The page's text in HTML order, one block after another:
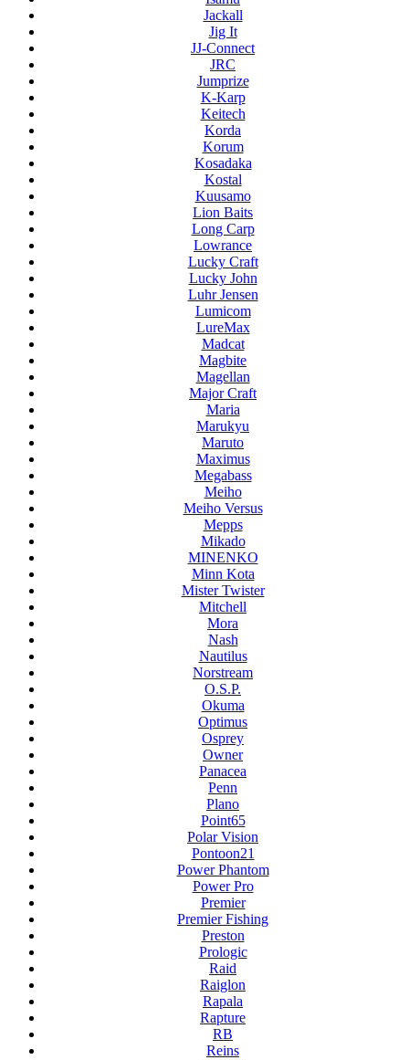
Jackall
Jig It
JJ-Connect
JRC
Jumprize
K-Karp
Keitech
Korda
Korum
Kosadaka
Kostal
Kuusamo
Lion Baits
Long Carp
Lowrance
Lucky Craft
Lucky John
Luhr Jensen
Lumicom
LureMax
Madcat
Magbite
Magellan
Major Craft
Maria
Marukyu
Maruto
Maximus
Megabass
Meiho
Meiho Versus
Mepps
Mikado
MINENKO
Minn Kota
Mister Twister
Mitchell
Mora
Nash
Nautilus
Norstream
O.S.P.
Okuma
Optimus
Osprey
Owner
Panacea
Penn
Plano
Point65
Polar Vision
Pontoon21
Power Phantom
Power Pro
Premier
Premier Fishing
Preston
Prologic
Raid
Raiglon
Rapala
Rapture
RB
Reins